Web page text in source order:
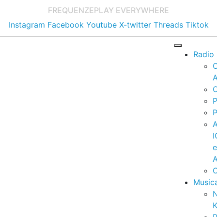
FREQUENZEPLAY EVERYWHERE
Instagram Facebook Youtube X-twitter Threads Tiktok
Radio
e